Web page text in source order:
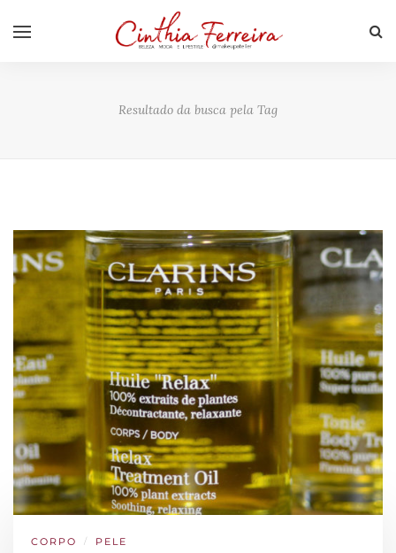
Resultado da busca pela Tag
CORPO / PELE